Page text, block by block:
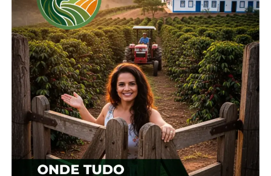
Compartilhe isso:
Facebook 18+
Relacionado
Edição 14 – Junho –
Guarapuava
19 de junho, 2024
Em "2024"
Edição 12 – Abril
19 de abril, 2024
Em "2024"